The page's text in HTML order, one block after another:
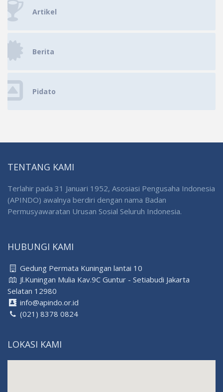
Artikel
Berita
Pidato
TENTANG KAMI
Terlahir pada 31 Januari 1952, Asosiasi Pengusaha Indonesia
(APINDO) awalnya berdiri dengan nama Badan
Permusyawaratan Urusan Sosial Seluruh Indonesia.
HUBUNGI KAMI
Gedung Permata Kuningan lantai 10
Jl.Kuningan Mulia Kav.9C Guntur - Setiabudi Jakarta
Selatan 12980
info@apindo.or.id
(021) 8378 0824
LOKASI KAMI